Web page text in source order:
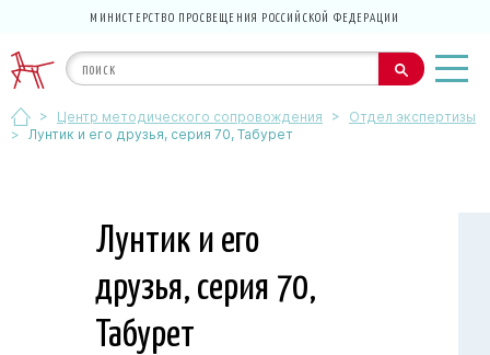
МИНИСТЕРСТВО ПРОСВЕЩЕНИЯ РОССИЙСКОЙ ФЕДЕРАЦИИ
> Центр методического сопровождения >
Отдел экспертизы
>
Лунтик и его друзья, серия 70, Табурет
Лунтик и его
друзья, серия 70,
Табурет